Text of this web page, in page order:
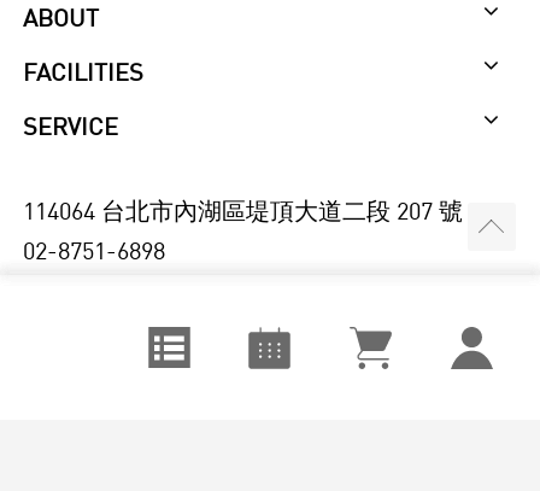
ABOUT
FACILITIES
SERVICE
114064 台北市內湖區堤頂大道二段 207 號
02-8751-6898